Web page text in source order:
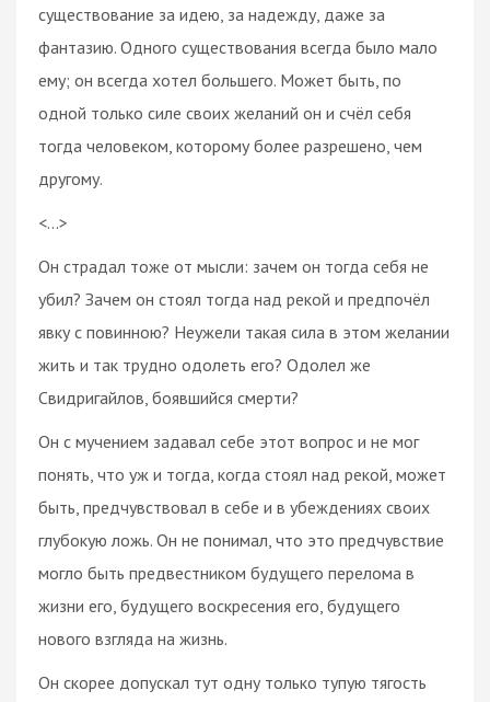
существование за идею, за надежду, даже за
фантазию. Одного существования всегда было мало
ему; он всегда хотел большего. Может быть, по
одной только силе своих желаний он и счёл себя
тогда человеком, которому более разрешено, чем
другому.
<…>
Он страдал тоже от мысли: зачем он тогда себя не
убил? Зачем он стоял тогда над рекой и предпочёл
явку с повинною? Неужели такая сила в этом желании
жить и так трудно одолеть его? Одолел же
Свидригайлов, боявшийся смерти?
Он с мучением задавал себе этот вопрос и не мог
понять, что уж и тогда, когда стоял над рекой, может
быть, предчувствовал в себе и в убеждениях своих
глубокую ложь. Он не понимал, что это предчувствие
могло быть предвестником будущего перелома в
жизни его, будущего воскресения его, будущего
нового взгляда на жизнь.
Он скорее допускал тут одну только тупую тягость